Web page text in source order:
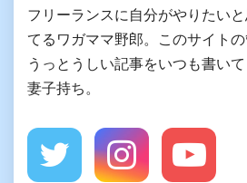
フリーランスに自分がやりたい
てるワガママ野郎。このサイト
うっとうしい記事をいつも書い
妻子持ち。